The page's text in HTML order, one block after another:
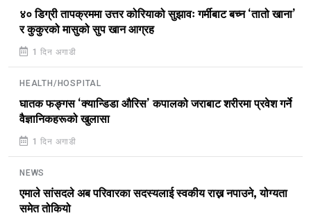
४० डिग्री तापक्रममा उत्तर कोरियाको सुझावः गर्मीबाट बच्न ‘तातो खाना’
र कुकुरको मासुको सुप खान आग्रह
1 दिन अगाडी
HEALTH/HOSPITAL
घातक फङ्गस ‘क्यान्डिडा औरिस’ कपालको जराबाट शरीरमा प्रवेश गर्ने
वैज्ञानिकहरूको खुलासा
1 दिन अगाडी
NEWS
एमाले सांसदले अब परिवारका सदस्यलाई स्वकीय राख्न नपाउने, योग्यता
समेत तोकियो